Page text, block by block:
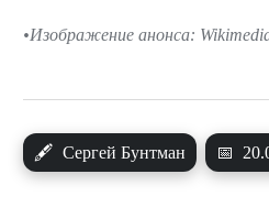
🖋 Сергей Бунтман 📅
Изображение анонса: